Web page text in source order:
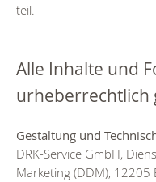
teil.
Alle Inhalte und
urheberrechtlich
Gestaltung und
DRK-Service GmbH,
Marketing (DDM), 12205